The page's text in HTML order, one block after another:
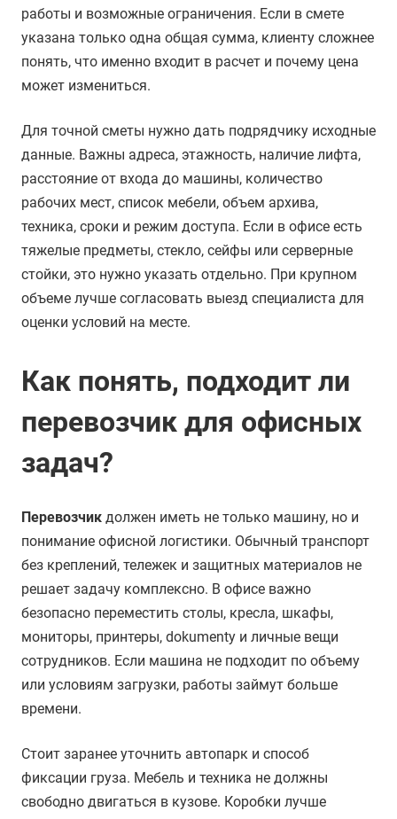
работы и возможные ограничения. Если в смете
указана только одна общая сумма, клиенту сложнее
понять, что именно входит в расчет и почему цена
может измениться.
Для точной сметы нужно дать подрядчику исходные
данные. Важны адреса, этажность, наличие лифта,
расстояние от входа до машины, количество
рабочих мест, список мебели, объем архива,
техника, сроки и режим доступа. Если в офисе есть
тяжелые предметы, стекло, сейфы или серверные
стойки, это нужно указать отдельно. При крупном
объеме лучше согласовать выезд специалиста для
оценки условий на месте.
Как понять, подходит ли
перевозчик для офисных
задач?
Перевозчик должен иметь не только машину, но и
понимание офисной логистики. Обычный транспорт
без креплений, тележек и защитных материалов не
решает задачу комплексно. В офисе важно
безопасно переместить столы, кресла, шкафы,
мониторы, принтеры, dokumenty и личные вещи
сотрудников. Если машина не подходит по объему
или условиям загрузки, работы займут больше
времени.
Стоит заранее уточнить автопарк и способ
фиксации груза. Мебель и техника не должны
свободно двигаться в кузове. Коробки лучше